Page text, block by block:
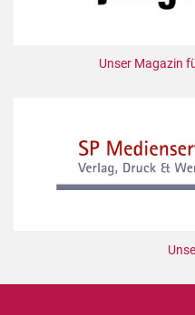
Unser Magazin